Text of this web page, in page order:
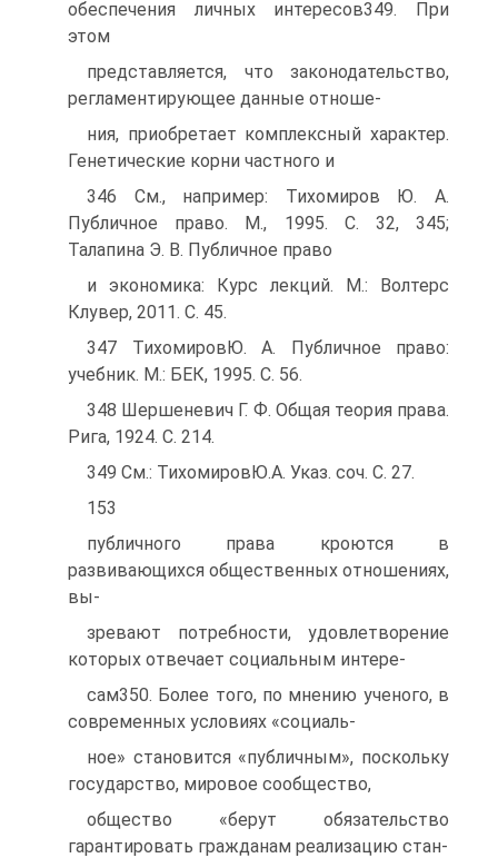
обеспечения личных интересов349. При
этом
представляется, что законодательство,
регламентирующее данные отноше-
ния, приобретает комплексный характер.
Генетические корни частного и
346 См., например: Тихомиров Ю. А.
Публичное право. М., 1995. С. 32, 345;
Талапина Э. В. Публичное право
и экономика: Курс лекций. М.: Волтерс
Клувер, 2011. С. 45.
347 ТихомировЮ. А. Публичное право:
учебник. М.: БЕК, 1995. С. 56.
348 Шершеневич Г. Ф. Общая теория права.
Рига, 1924. С. 214.
349 См.: ТихомировЮ.А. Указ. соч. С. 27.
153
публичного права кроются в
развивающихся общественных отношениях,
вы-
зревают потребности, удовлетворение
которых отвечает социальным интере-
сам350. Более того, по мнению ученого, в
современных условиях «социаль-
ное» становится «публичным», поскольку
государство, мировое сообщество,
общество «берут обязательство
гарантировать гражданам реализацию стан-